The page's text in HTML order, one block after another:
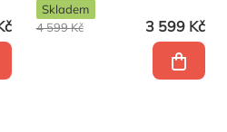
3 599 Kč
4 599 Kč
Skladem